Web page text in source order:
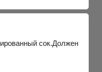
сок.Должен